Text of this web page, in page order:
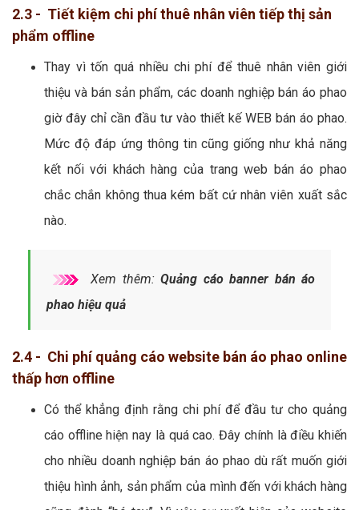
2.3 - Tiết kiệm chi phí thuê nhân viên tiếp thị sản
phẩm offline
Thay vì tốn quá nhiều chi phí để thuê nhân viên giới
thiệu và bán sản phẩm, các doanh nghiệp bán áo phao
giờ đây chỉ cần đầu tư vào thiết kế WEB bán áo phao.
Mức độ đáp ứng thông tin cũng giống như khả năng
kết nối với khách hàng của trang web bán áo phao
chắc chắn không thua kém bất cứ nhân viên xuất sắc
nào.
Xem thêm:Quảng cáo banner bán áo
phao hiệu quả
2.4 - Chi phí quảng cáo website bán áo phao online
thấp hơn offline
Có thể khẳng định rằng chi phí để đầu tư cho quảng
cáo offline hiện nay là quá cao. Đây chính là điều khiến
cho nhiều doanh nghiệp bán áo phao dù rất muốn giới
thiệu hình ảnh, sản phẩm của mình đến với khách hàng